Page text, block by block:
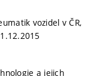
vozidel v ČR,
a jejich